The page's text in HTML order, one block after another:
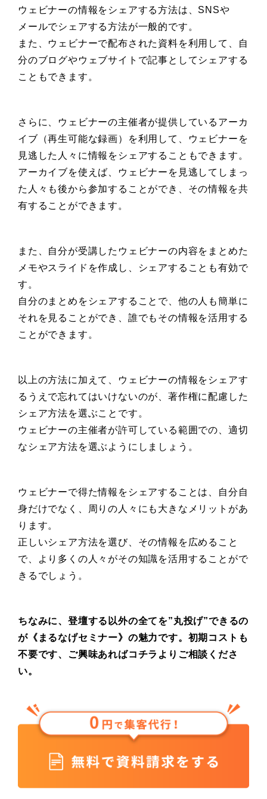
ウェビナーの情報をシェアする方法は、SNSや
メールでシェアする方法が一般的です。
また、ウェビナーで配布された資料を利用して、自
分のブログやウェブサイトで記事としてシェアする
こともできます。
さらに、ウェビナーの主催者が提供しているアーカ
イブ（再生可能な録画）を利用して、ウェビナーを
見逃した人々に情報をシェアすることもできます。
アーカイブを使えば、ウェビナーを見逃してしまっ
た人々も後から参加することができ、その情報を共
有することができます。
また、自分が受講したウェビナーの内容をまとめた
メモやスライドを作成し、シェアすることも有効で
す。
自分のまとめをシェアすることで、他の人も簡単に
それを見ることができ、誰でもその情報を活用する
ことができます。
以上の方法に加えて、ウェビナーの情報をシェアす
るうえで忘れてはいけないのが、著作権に配慮した
シェア方法を選ぶことです。
ウェビナーの主催者が許可している範囲での、適切
なシェア方法を選ぶようにしましょう。
ウェビナーで得た情報をシェアすることは、自分自
身だけでなく、周りの人々にも大きなメリットがあ
ります。
正しいシェア方法を選び、その情報を広めること
で、より多くの人々がその知識を活用することがで
きるでしょう。
ちなみに、登壇する以外の全てを”丸投げ”できるの
が《まるなげセミナー》の魅力です。初期コストも
不要です、ご興味あればコチラよりご相談くださ
い。